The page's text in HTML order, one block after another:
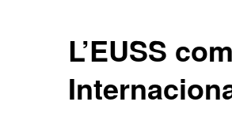
L’EUSS